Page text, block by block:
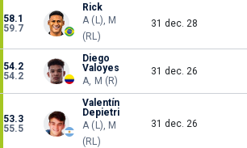
58.1
59.7
Rick
A (L), M
(RL)
31 dec. 28
54.2
54.2
Diego
Valoyes
A, M (R)
31 dec. 26
53.3
55.5
Valentín
Depietri
A (L), M
(RL)
31 dec. 26